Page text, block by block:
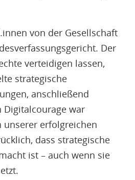
von der Gesellschaft
Der
verteidigen lassen,
strategische
anschließend
Digitalcourage war
erfolgreichen
dass strategische
ist – auch wenn sie